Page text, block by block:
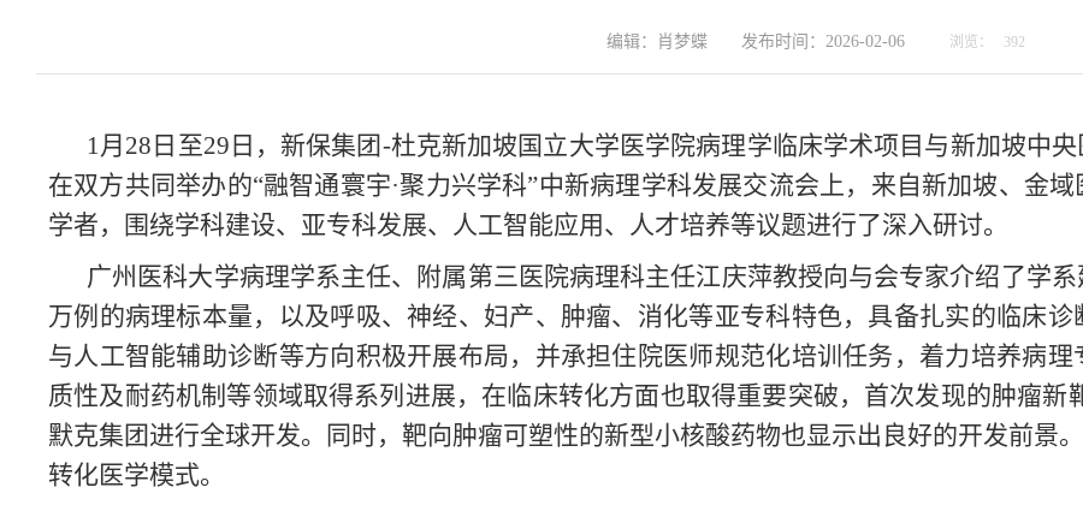
编辑：肖梦蝶 发布时间：2026-02-06 浏览： 392
1月28日至29日，新保集团-杜克新加坡国立大学医学院病理学临床学术项目与新加坡中
在双方共同举办的“融智通寰宇·聚力兴学科”中新病理学科发展交流会上，来自新加坡、金
学者，围绕学科建设、亚专科发展、人工智能应用、人才培养等议题进行了深入研讨。
广州医科大学病理学系主任、附属第三医院病理科主任江庆萍教授向与会专家介绍了学
万例的病理标本量，以及呼吸、神经、妇产、肿瘤、消化等亚专科特色，具备扎实的临床
与人工智能辅助诊断等方向积极开展布局，并承担住院医师规范化培训任务，着力培养病
质性及耐药机制等领域取得系列进展，在临床转化方面也取得重要突破，首次发现的肿瘤
默克集团进行全球开发。同时，靶向肿瘤可塑性的新型小核酸药物也显示出良好的开发前景
转化医学模式。